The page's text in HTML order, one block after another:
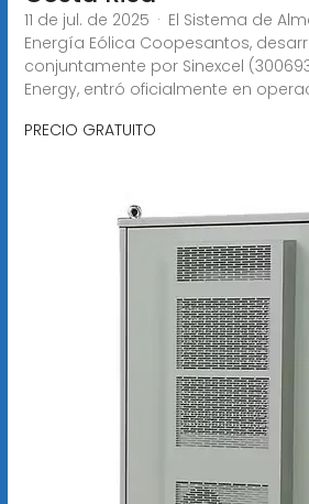
11 de jul. de 2025 · El Sistema de
Energía Eólica Coopesantos,
conjuntamente por Sinexcel
Energy, entró oficialmente en
PRECIO GRATUITO